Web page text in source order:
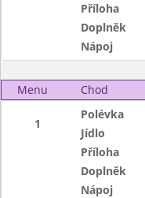
Příloha
Doplněk
Nápoj
Menu Chod
1
Polévka
Jídlo
Příloha
Doplněk
Nápoj